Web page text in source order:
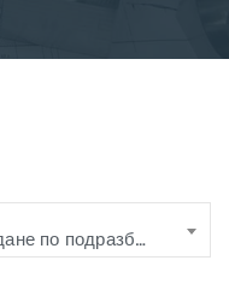
Подреждане по подразбиране